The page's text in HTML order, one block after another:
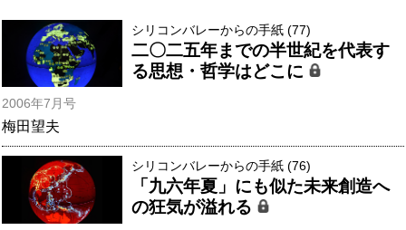
シリコンバレーからの手紙 (77)
二〇二五年までの半世紀を代表す
る思想・哲学はどこに
2006年7月号
梅田望夫
シリコンバレーからの手紙 (76)
「九六年夏」にも似た未来創造へ
の狂気が溢れる